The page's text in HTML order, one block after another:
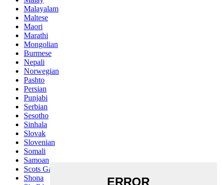
Malayalam
Maltese
Maori
Marathi
Mongolian
Burmese
Nepali
Norwegian
Pashto
Persian
Punjabi
Serbian
Sesotho
Sinhala
Slovak
Slovenian
Somali
Samoan
Scots Gaelic
Shona